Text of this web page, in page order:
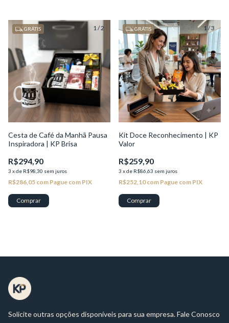
1/2
GRÁTIS
Cesta de Café da Manhã Pausa
Inspiradora | KP Brisa
R$294,90
3 xde R$98,30 sem juros
R$286,05 com Pague com PIX
1/3
GRÁTIS
Kit Doce Reconhecimento | KP
Valor
R$259,90
3 xde R$86,63 sem juros
R$252,10com Pague com PIX
Solicite outras opções disponíveis para sua empresa. Fale Conosco